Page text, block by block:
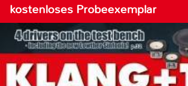
kostenloses Probeexemplar